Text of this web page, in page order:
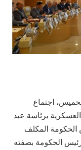
اجتماع
برئاسة عبد
الحكومة المكلف
الحكومة بصفته